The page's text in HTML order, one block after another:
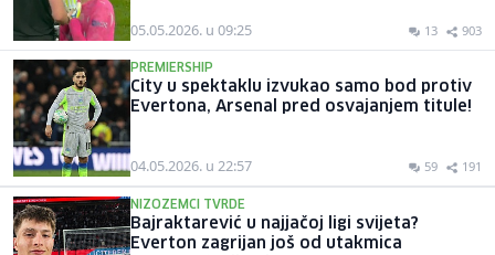
05.05.2026. u 09:25 13 903
PREMIERSHIP
City u spektaklu izvukao samo bod protiv
Evertona, Arsenal pred osvajanjem titule!
04.05.2026. u 22:57 59 191
NIZOZEMCI TVRDE
Bajraktarević u najjačoj ligi svijeta?
Everton zagrijan još od utakmica